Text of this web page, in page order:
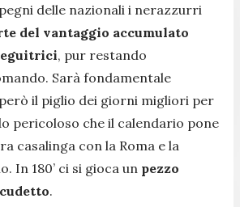
delle nazionali i nerazzurri
del vantaggio accumulato
, pur restando
Sarà fondamentale
il piglio dei giorni migliori per
pericoloso che il calendario pone
casalinga con la Roma e la
In 180’ ci si gioca un pezzo
.